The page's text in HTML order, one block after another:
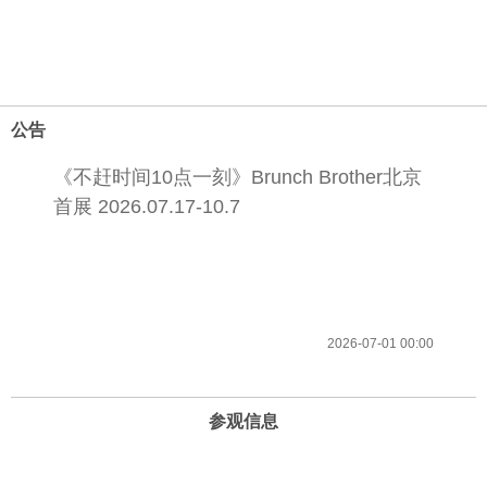
公告
《不赶时间10点一刻》Brunch Brother北京
首展 2026.07.17-10.7
2026-07-01 00:00
参观信息